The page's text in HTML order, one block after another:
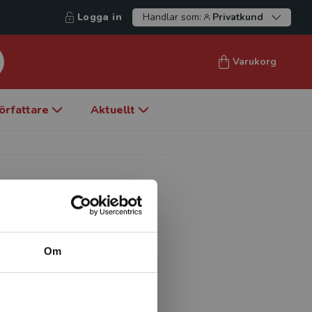
Om
Logga in Handlar som: Privatkund
Varukorg
Aktuellt